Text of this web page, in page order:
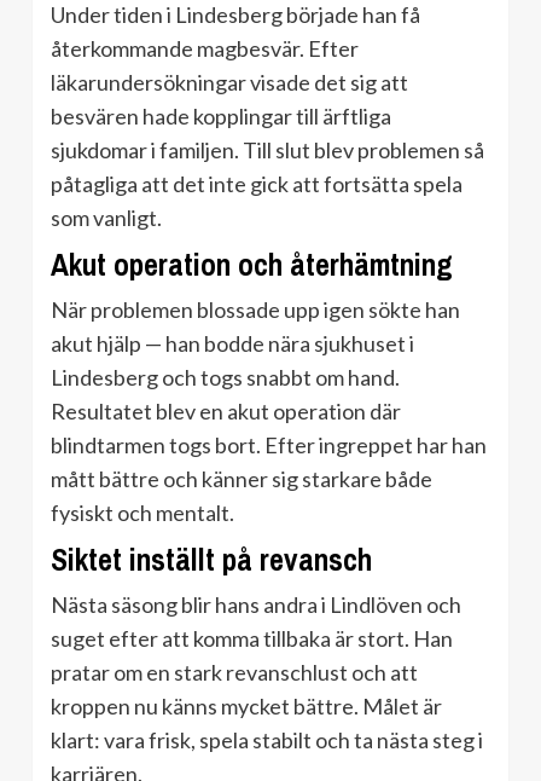
Under tiden i Lindesberg började han få
återkommande magbesvär. Efter
läkarundersökningar visade det sig att
besvären hade kopplingar till ärftliga
sjukdomar i familjen. Till slut blev problemen så
påtagliga att det inte gick att fortsätta spela
som vanligt.
Akut operation och återhämtning
När problemen blossade upp igen sökte han
akut hjälp — han bodde nära sjukhuset i
Lindesberg och togs snabbt om hand.
Resultatet blev en akut operation där
blindtarmen togs bort. Efter ingreppet har han
mått bättre och känner sig starkare både
fysiskt och mentalt.
Siktet inställt på revansch
Nästa säsong blir hans andra i Lindlöven och
suget efter att komma tillbaka är stort. Han
pratar om en stark revanschlust och att
kroppen nu känns mycket bättre. Målet är
klart: vara frisk, spela stabilt och ta nästa steg i
karriären.